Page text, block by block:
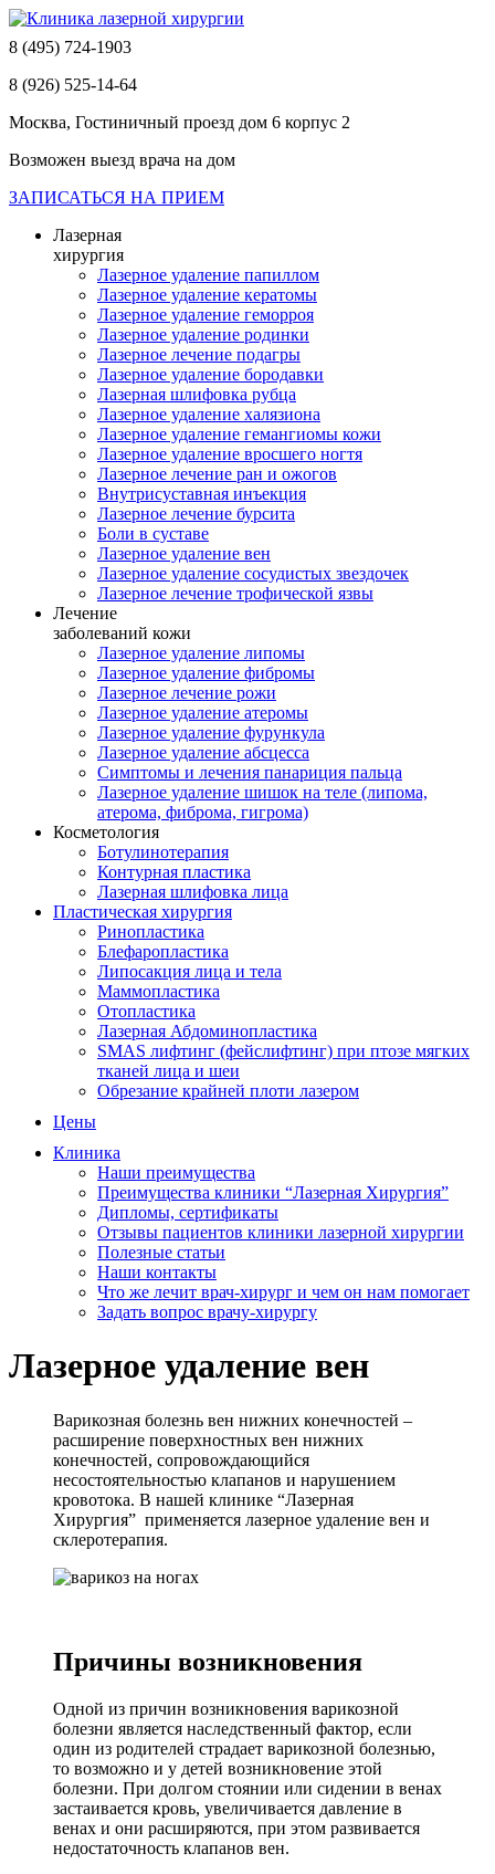
8 (495) 724-1903
8 (926) 525-14-64
Москва, Гостиничный проезд дом 6 корпус 2
Возможен выезд врача на дом
ЗАПИСАТЬСЯ НА ПРИЕМ
Лазерная
хирургия
Лазерное удаление папиллом
Лазерное удаление кератомы
Лазерное удаление геморроя
Лазерное удаление родинки
Лазерное лечение подагры
Лазерное удаление бородавки
Лазерная шлифовка рубца
Лазерное удаление халязиона
Лазерное удаление гемангиомы кожи
Лазерное удаление вросшего ногтя
Лазерное лечение ран и ожогов
Внутрисуставная инъекция
Лазерное лечение бурсита
Боли в суставе
Лазерное удаление вен
Лазерное удаление сосудистых звездочек
Лазерное лечение трофической язвы
Лечение
заболеваний кожи
Лазерное удаление липомы
Лазерное удаление фибромы
Лазерное лечение рожи
Лазерное удаление атеромы
Лазерное удаление фурункула
Лазерное удаление абсцесса
Симптомы и лечения панариция пальца
Лазерное удаление шишок на теле (липома,
атерома, фиброма, гигрома)
Косметология
Ботулинотерапия
Контурная пластика
Лазерная шлифовка лица
Пластическая хирургия
Ринопластика
Блефаропластика
Липосакция лица и тела
Маммопластика
Отопластика
Лазерная Абдоминопластика
SMAS лифтинг (фейслифтинг) при птозе мягких
тканей лица и шеи
Обрезание крайней плоти лазером
Цены
Клиника
Наши преимущества
Преимущества клиники “Лазерная Хирургия”
Дипломы, сертификаты
Отзывы пациентов клиники лазерной хирургии
Полезные статьи
Наши контакты
Что же лечит врач-хирург и чем он нам помогает
Задать вопрос врачу-хирургу
Лазерное удаление вен
Варикозная болезнь вен нижних конечностей –
расширение поверхностных вен нижних
конечностей, сопровождающийся
несостоятельностью клапанов и нарушением
кровотока. В нашей клинике “Лазерная
Хирургия” применяется лазерное удаление вен и
склеротерапия.
Причины возникновения
Одной из причин возникновения варикозной
болезни является наследственный фактор, если
один из родителей страдает варикозной болезнью,
то возможно и у детей возникновение этой
болезни. При долгом стоянии или сидении в венах
застаивается кровь, увеличивается давление в
венах и они расширяются, при этом развивается
недостаточность клапанов вен.